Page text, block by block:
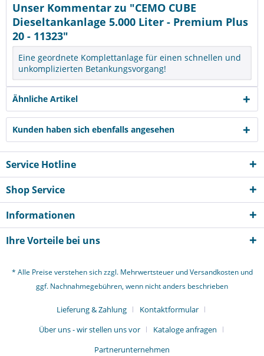
Unser Kommentar zu "CEMO CUBE
Dieseltankanlage 5.000 Liter - Premium Plus
20 - 11323"
Eine geordnete Komplettanlage für einen schnellen und
unkomplizierten Betankungsvorgang!
Ähnliche Artikel
Kunden haben sich ebenfalls angesehen
Service Hotline
Shop Service
Informationen
Ihre Vorteile bei uns
* Alle Preise verstehen sich zzgl. Mehrwertsteuer undVersandkostenund
ggf. Nachnahmegebühren, wenn nicht anders beschrieben
Lieferung & Zahlung
Kontaktformular
Über uns - wir stellen uns vor
Kataloge anfragen
Partnerunternehmen